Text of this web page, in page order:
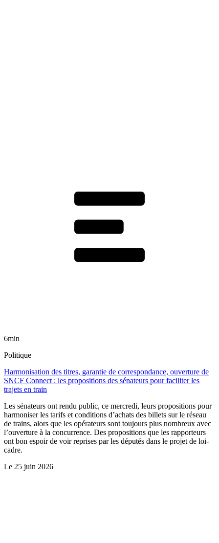
6min
Politique
Harmonisation des titres, garantie de correspondance, ouverture de
SNCF Connect : les propositions des sénateurs pour faciliter les
trajets en train
Les sénateurs ont rendu public, ce mercredi, leurs propositions pour
harmoniser les tarifs et conditions d’achats des billets sur le réseau
de trains, alors que les opérateurs sont toujours plus nombreux avec
l’ouverture à la concurrence. Des propositions que les rapporteurs
ont bon espoir de voir reprises par les députés dans le projet de loi-
cadre.
Le 25 juin 2026